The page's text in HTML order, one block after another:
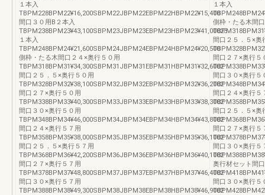
１本入
TBPM228BPM22¥16,200SBPM22JBPM22EBPM22HBPM22¥15,400
間口３０用B２本入
TBPM238BPM23¥43,100SBPM23JBPM23EBPM23HBPM23¥41,00023
１本入
TBPM248BPM24¥21,600SBPM24JBPM24EBPM24HBPM24¥20,500
側枠・たる木間口２４×奥行５０用
TBPM318BPM31¥34,300SBPM31JBPM31EBPM31HBPM31¥32,6002
間口２５．５×奥行５０用
TBPM328BPM32¥38,100SBPM32JBPM32EBPM32HBPM32¥36,2002
間口２７×奥行５０用
TBPM338BPM33¥40,300SBPM33JBPM33EBPM33HBPM33¥38,3002
間口３０×奥行５０用
TBPM348BPM34¥46,000SBPM34JBPM34EBPM34HBPM34¥43,8002
間口２４×奥行５７用
TBPM358BPM35¥38,000SBPM35JBPM35EBPM35HBPM35¥36,1002
間口２５．５×奥行５７用
TBPM368BPM36¥42,200SBPM36JBPM36EBPM36HBPM36¥40,1002
間口２７×奥行５７用
TBPM378BPM37¥48,800SBPM37JBPM37EBPM37HBPM37¥46,4002
間口３０×奥行５７用
TBPM388BPM38¥49,300SBPM38JBPM38EBPM38HBPM38¥46,9002
１本入
側枠・たる木間
間口２５．５×奥
間口２７×奥行５
間口３０×奥行５
間口２４×奥行５
間口２５．５×奥
間口２７×奥行５
間口３０×奥行５
奥行材セット間
間口３０×奥行５